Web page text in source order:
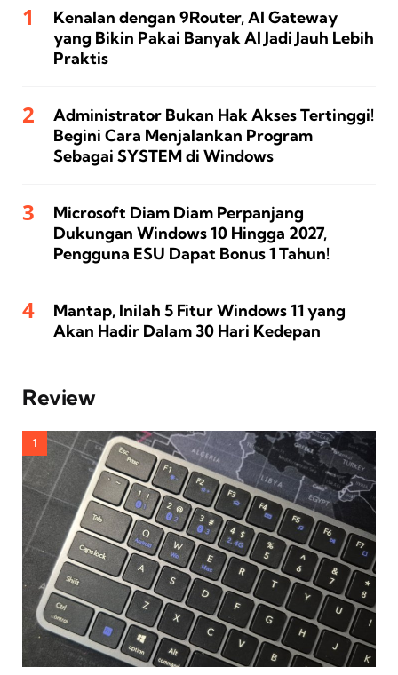
Kenalan dengan 9Router, AI Gateway
yang Bikin Pakai Banyak AI Jadi Jauh Lebih
Praktis
Administrator Bukan Hak Akses Tertinggi!
Begini Cara Menjalankan Program
Sebagai SYSTEM di Windows
Microsoft Diam Diam Perpanjang
Dukungan Windows 10 Hingga 2027,
Pengguna ESU Dapat Bonus 1 Tahun!
Mantap, Inilah 5 Fitur Windows 11 yang
Akan Hadir Dalam 30 Hari Kedepan
Review